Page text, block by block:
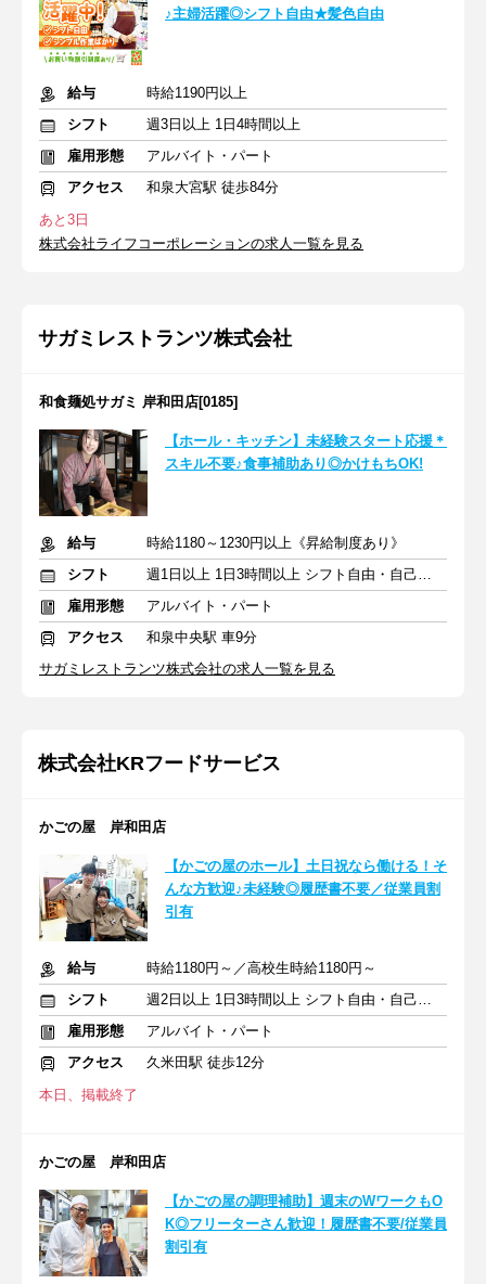
♪主婦活躍◎シフト自由★髪色自由
給与
時給1190円以上
シフト
週3日以上 1日4時間以上
雇用形態
アルバイト・パート
アクセス
和泉大宮駅 徒歩84分
あと3日
株式会社ライフコーポレーションの求人一覧を見る
サガミレストランツ株式会社
和食麺処サガミ 岸和田店[0185]
【ホール・キッチン】未経験スタート応援＊
スキル不要♪食事補助あり◎かけもちOK!
給与
時給1180～1230円以上《昇給制度あり》
シフト
週1日以上 1日3時間以上 シフト自由・自己申告
雇用形態
アルバイト・パート
アクセス
和泉中央駅 車9分
サガミレストランツ株式会社の求人一覧を見る
株式会社KRフードサービス
かごの屋 岸和田店
【かごの屋のホール】土日祝なら働ける！そ
んな方歓迎♪未経験◎履歴書不要／従業員割
引有
給与
時給1180円～／高校生時給1180円～
シフト
週2日以上 1日3時間以上 シフト自由・自己申告
雇用形態
アルバイト・パート
アクセス
久米田駅 徒歩12分
本日、掲載終了
かごの屋 岸和田店
【かごの屋の調理補助】週末のWワークもO
K◎フリーターさん歓迎！履歴書不要/従業員
割引有